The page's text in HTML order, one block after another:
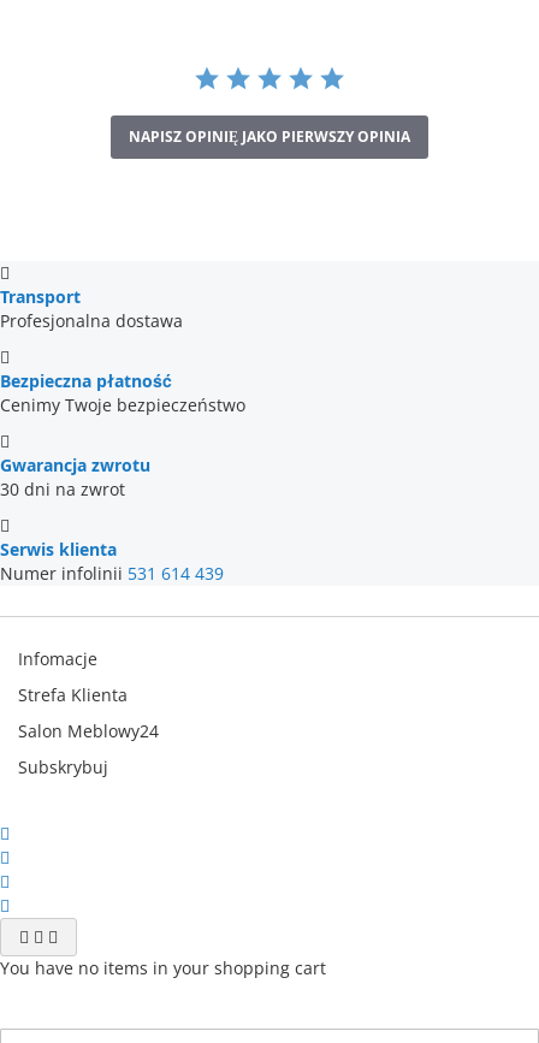
NAPISZ OPINIĘ JAKO PIERWSZY OPINIA
Transport
Profesjonalna dostawa
Bezpieczna płatność
Cenimy Twoje bezpieczeństwo
Gwarancja zwrotu
30 dni na zwrot
Serwis klienta
Numer infolinii 531 614 439
Infomacje
Strefa Klienta
Salon Meblowy24
Subskrybuj
You have no items in your shopping cart